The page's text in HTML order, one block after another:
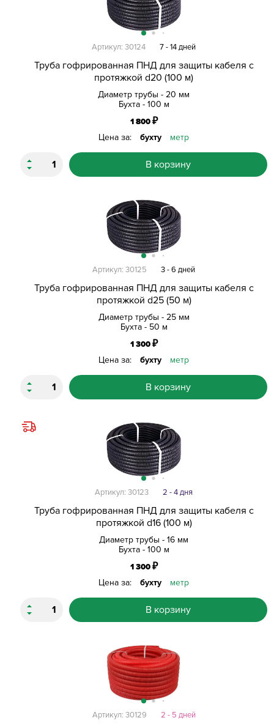
Труба гофрированная ПНД для защиты кабеля с
протяжкой d20 (100 м)
Диаметр трубы - 20 мм
Бухта - 100 м
Артикул: 30124 7 - 14 дней
1 800₽
Цена за: бухту метр
В корзину
Труба гофрированная ПНД для защиты кабеля с
протяжкой d25 (50 м)
Диаметр трубы - 25 мм
Бухта - 50 м
Артикул: 30125 3 - 6 дней
1 300₽
Цена за: бухту метр
В корзину
Труба гофрированная ПНД для защиты кабеля с
протяжкой d16 (100 м)
Диаметр трубы - 16 мм
Бухта - 100 м
Артикул: 30123 2 - 4 дня
1 300₽
Цена за: бухту метр
В корзину
Артикул: 30129 2 - 5 дней